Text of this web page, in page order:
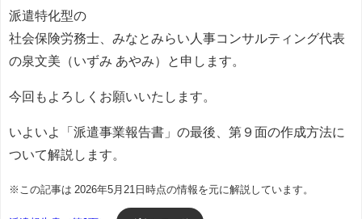
派遣特化型の
社会保険労務士、みなとみらい人事コンサルティング代表
の泉文美（いずみ あやみ）と申します。
今回もよろしくお願いいたします。
いよいよ「派遣事業報告書」の最後、第９面の作成方法に
ついて解説します。
※この記事は 2026年5月21日時点の情報を元に解説しています。